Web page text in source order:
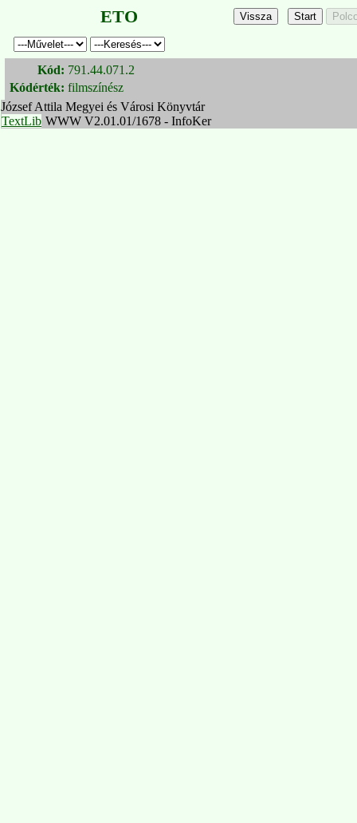
ETO
Kód: 791.44.071.2
Kódérték: filmszínész
József Attila Megyei és Városi Könyvtár
TextLib WWW V2.01.01/1678 - InfoKer